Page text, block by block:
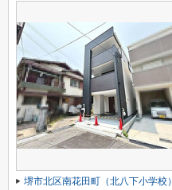
堺市北区南花田町（北八下小学校）